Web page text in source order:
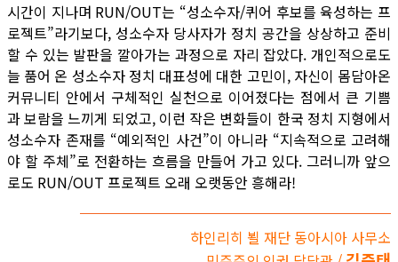
시간이 지나며 RUN/OUT는 “성소수자/퀴어 후보를 육성하는 프
로젝트”라기보다, 성소수자 당사자가 정치 공간을 상상하고 준비
할 수 있는 발판을 깔아가는 과정으로 자리 잡았다. 개인적으로도
늘 품어 온 성소수자 정치 대표성에 대한 고민이, 자신이 몸담아온
커뮤니티 안에서 구체적인 실천으로 이어졌다는 점에서 큰 기쁨
과 보람을 느끼게 되었고, 이런 작은 변화들이 한국 정치 지형에서
성소수자 존재를 “예외적인 사건”이 아니라 “지속적으로 고려해
야 할 주체”로 전환하는 흐름을 만들어 가고 있다. 그러니까 앞으
로도 RUN/OUT 프로젝트 오래 오랫동안 흥해라!
하인리히 뵐 재단 동아시아 사무소